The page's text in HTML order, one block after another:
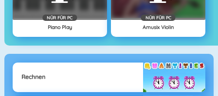
NÜR FÜR PC
Piano Play
NÜR FÜR PC
Amusix Violin
Rechnen